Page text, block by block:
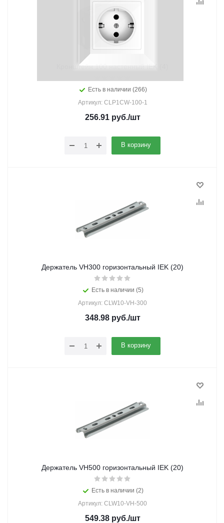
Кронштейн 100 настенный IEK (4)
Есть в наличии (266)
Артикул: CLP1CW-100-1
256.91руб./шт
В корзину
Держатель VH300 горизонтальный IEK (20)
Есть в наличии (5)
Артикул: CLW10-VH-300
348.98руб./шт
В корзину
Держатель VH500 горизонтальный IEK (20)
Есть в наличии (2)
Артикул: CLW10-VH-500
549.38руб./шт